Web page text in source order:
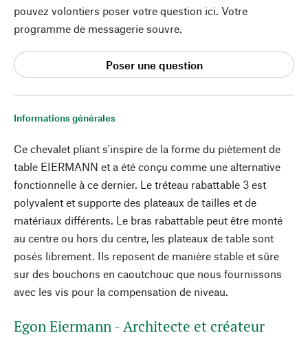
Informations générales
Ce chevalet pliant s'inspire de la forme du piètement de
table EIERMANN et a été conçu comme une alternative
fonctionnelle à ce dernier. Le tréteau rabattable 3 est
polyvalent et supporte des plateaux de tailles et de
matériaux différents. Le bras rabattable peut être monté
au centre ou hors du centre, les plateaux de table sont
posés librement. Ils reposent de manière stable et sûre
sur des bouchons en caoutchouc que nous fournissons
avec les vis pour la compensation de niveau.
Egon Eiermann - Architecte et créateur
pouvez volontiers poser votre question ici. Votre
programme de messagerie souvre.
Poser une question